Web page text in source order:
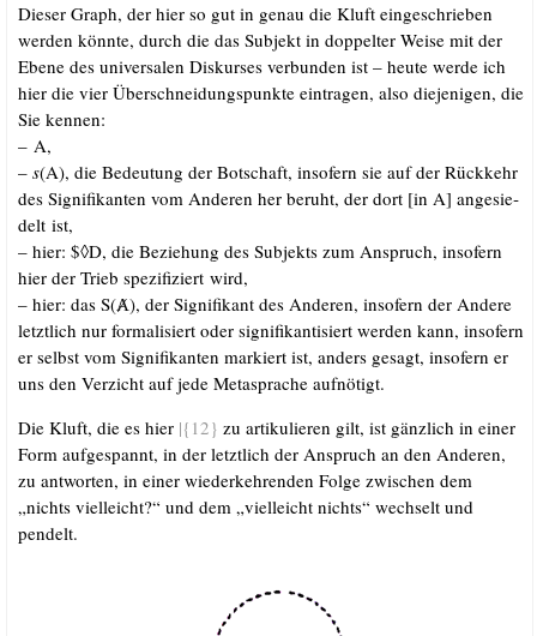
Die­ser Graph, der hier so gut in genau die Kluft ein­ge­schrie­ben
wer­den könn­te, durch die das Sub­jekt in dop­pel­ter Wei­se mit der
Ebe­ne des uni­ver­sa­len Dis­kur­ses ver­bun­den ist – heu­te wer­de ich
hier die vier Über­schnei­dungs­punk­te ein­tra­gen, also die­je­ni­gen, die
Sie kennen:
– A,
– s(A), die Bedeu­tung der Bot­schaft, inso­fern sie auf der Rück­kehr
des Signi­fi­kan­ten vom Ande­ren her beruht, der dort [in A] ange­sie­
delt ist,
– hier: $◊D, die Bezie­hung des Sub­jekts zum Anspruch, inso­fern
hier der Trieb spe­zi­fi­ziert wird,
– hier: das S(Ⱥ), der Signi­fi­kant des Ande­ren, inso­fern der Ande­re
letzt­lich nur for­ma­li­siert oder signi­fi­kan­ti­siert wer­den kann, inso­fern
er selbst vom Signi­fi­kan­ten mar­kiert ist, anders gesagt, inso­fern er
uns den Ver­zicht auf jede Meta­spra­che aufnötigt.
Die Kluft, die es hier |{12} zu arti­ku­lie­ren gilt, ist gänz­lich in einer
Form auf­ge­spannt, in der letzt­lich der Anspruch an den Ande­ren,
zu ant­wor­ten, in einer wie­der­keh­ren­den Fol­ge zwi­schen dem
„nichts viel­leicht?“ und dem „viel­leicht nichts“ wech­selt und
pendelt.